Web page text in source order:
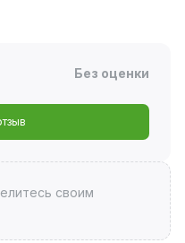
Без оценки
своим